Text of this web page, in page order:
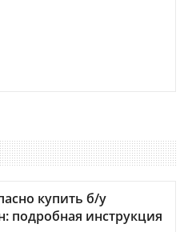
купить б/у
подробная инструкция